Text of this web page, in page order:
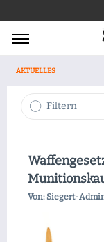
AKTUELLES
Filtern
Von: Siegert-